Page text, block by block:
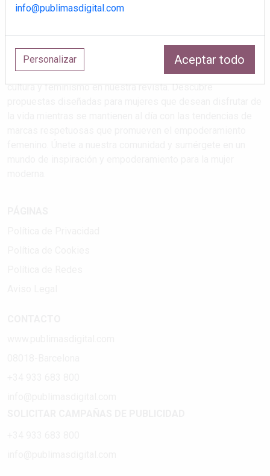
Estilos de vida que atrapan
Explora las últimas tendencias en salud, maternidad, viajes,
cultura y feminismo en nuestra revista. Descubre
info@publimasdigital.com
Personalizar Aceptar todo